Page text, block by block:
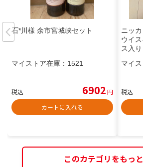
石*川様 余市宮城峡セット
マイストア在庫： 1521
税込 6902円
カートに入れる
ニッ
ウイ
ス入り
マイス
税込
このカテゴリをもっ